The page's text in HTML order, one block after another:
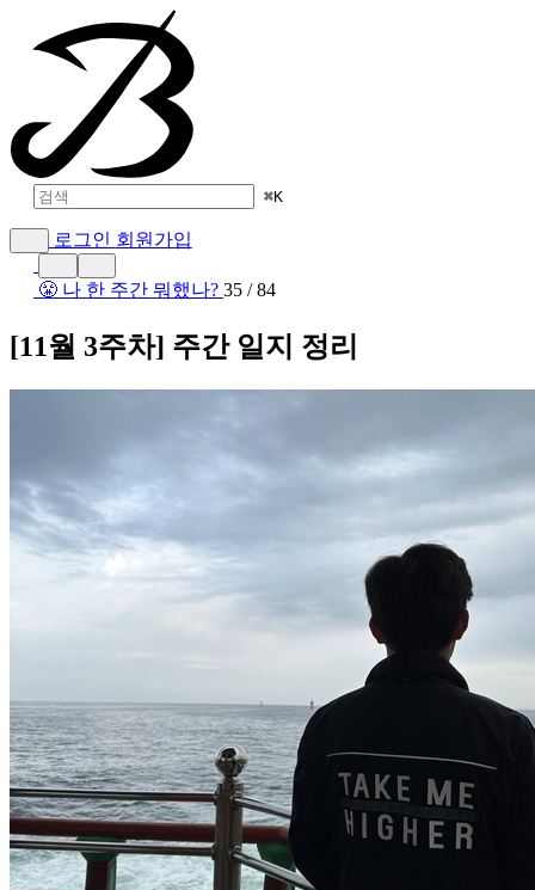
⌘K
로그인 회원가입
😤 나 한 주간 뭐했나? 35 / 84
[11월 3주차] 주간 일지 정리